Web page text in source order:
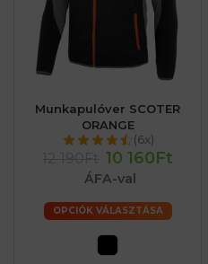
Munkapulóver SCOTER
ORANGE
(6x)
10 160Ft
ÁFA-val
OPCIÓK VÁLASZTÁSA